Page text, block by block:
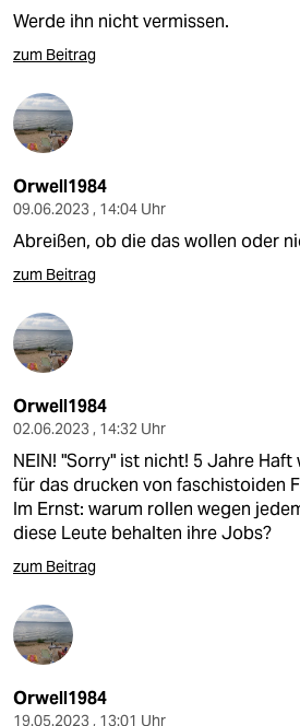
Werde ihn nicht vermissen.
zum Beitrag
Orwell1984
09.06.2023 , 14:04 Uhr
Abreißen, ob die das wollen oder
zum Beitrag
Orwell1984
02.06.2023 , 14:32 Uhr
NEIN! "Sorry" ist nicht! 5 Jahre Haft
für das drucken von faschistoiden
Im Ernst: warum rollen wegen
diese Leute behalten ihre Jobs?
zum Beitrag
Orwell1984
19.05.2023 , 13:01 Uhr